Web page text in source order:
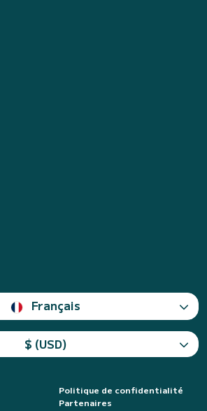
Français
$ (USD)
Politique de confidentialité
Partenaires